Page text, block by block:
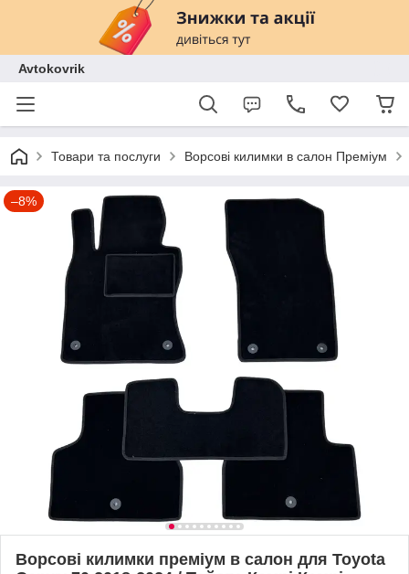
Avtokovrik
Товари та послуги Ворсові килимки в салон Преміум
–8%
Ворсові килимки преміум в салон для Toyota